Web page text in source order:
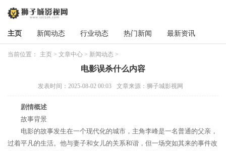
主页 新闻动态 行业动态 热门新闻 最新资讯
当前位置： 主页 > 文章中心 > 新闻动态 >
电影误杀什么内容
发表时间：2025-08-02 00:03 文章来源：狮子城影视网
剧情概述
故事背景
电影的故事发生在一个现代化的城市，主角李峰是一名普通的父亲，
过着平凡的生活。他与妻子和女儿的关系和谐，但一场突如其来的事件改